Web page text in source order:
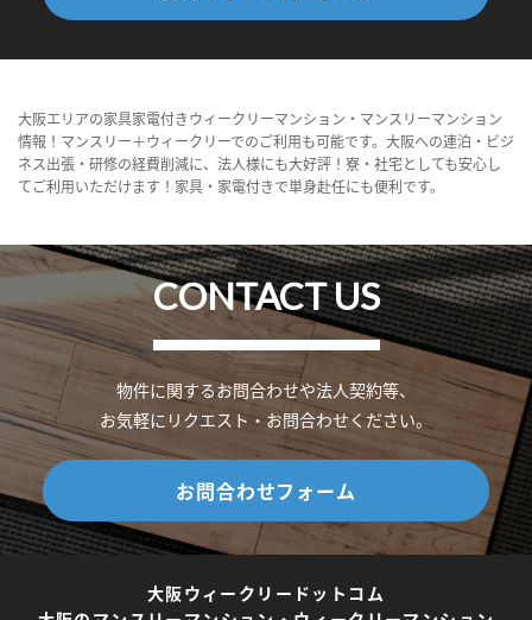
大阪エリアの家具家電付きウィークリーマンション・マンスリーマンション
情報！マンスリー＋ウィークリーでのご利用も可能です。大阪への連泊・ビジ
ネス出張・研修の経費削減に、法人様にも大好評！寮・社宅としても安心し
てご利用いただけます！家具・家電付きで単身赴任にも便利です。
CONTACT US
物件に関するお問合わせや法人契約等、
お気軽にリクエスト・お問合わせください。
お問合わせフォーム
大阪ウィークリードットコム